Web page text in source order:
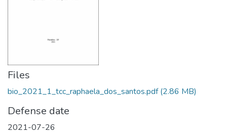
Files
bio_2021_1_tcc_raphaela_dos_santos.pdf(2.86 MB)
Defense date
2021-07-26